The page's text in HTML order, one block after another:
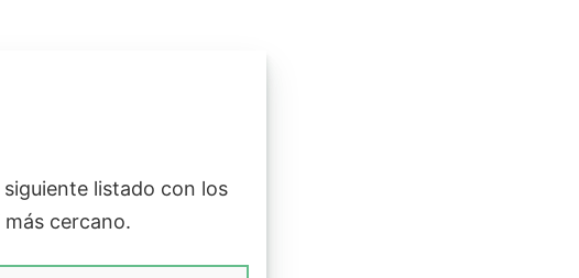
siguiente listado con los
cercano.